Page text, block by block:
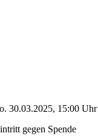
30.03.2025, 15:00 Uhr
gegen Spende